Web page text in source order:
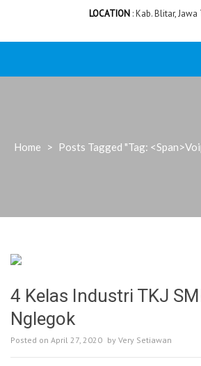
LOCATION Kab. Blitar,
Home > Posts Tagged "Tag:
4 Kelas Industri TKJ
Nglegok
Posted on April 27, 2020 by Very Setiawan